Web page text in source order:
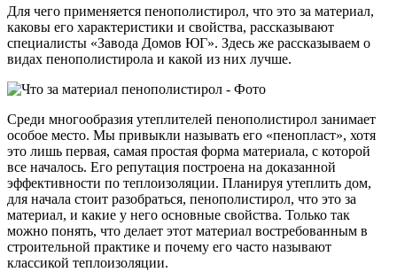
Для чего применяется пенополистирол, что это за материал,
каковы его характеристики и свойства, рассказывают
специалисты «Завода Домов ЮГ». Здесь же рассказываем о
видах пенополистирола и какой из них лучше.
Среди многообразия утеплителей пенополистирол занимает
особое место. Мы привыкли называть его «пенопласт», хотя
это лишь первая, самая простая форма материала, с которой
все началось. Его репутация построена на доказанной
эффективности по теплоизоляции. Планируя утеплить дом,
для начала стоит разобраться, пенополистирол, что это за
материал, и какие у него основные свойства. Только так
можно понять, что делает этот материал востребованным в
строительной практике и почему его часто называют
классикой теплоизоляции.